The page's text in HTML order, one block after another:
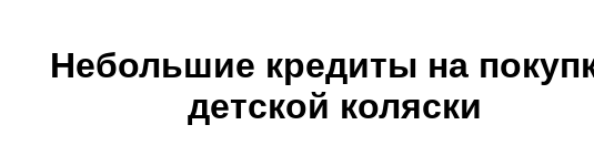
Небольшие кредиты на
детской коляски